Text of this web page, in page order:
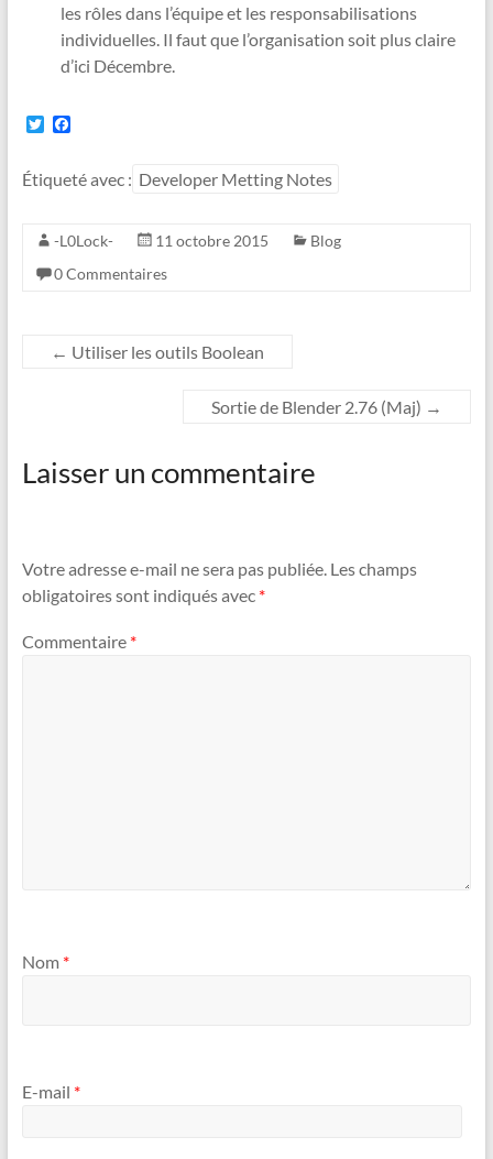
les rôles dans l’équipe et les responsabilisations
individuelles. Il faut que l’organisation soit plus claire
d’ici Décembre.
T
t
t
r
F
e
k
Étiqueté avec : Developer Metting Notes
-L0Lock- 11 octobre 2015
Blog
0 Commentaires
← Utiliser les outils Boolean
Sortie de Blender 2.76 (Maj) →
Laisser un commentaire
Votre adresse e-mail ne sera pas publiée. Les champs
obligatoires sont indiqués avec *
Commentaire *
Nom *
E-mail *